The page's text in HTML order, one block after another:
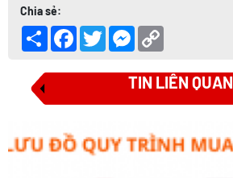
Chia sẻ:
Share FacebookTwitterMessenger
TIN LIÊN QUAN